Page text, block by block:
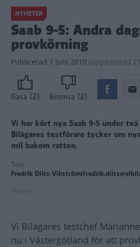
NYHETER
Saab 9-5: Andra
provkörning
Publicerad 1 juni 2010 (uppdaterad
Gasa (2) Bromsa (2)
Vi har kört nya Saab 9-5 under två
Bilägares testförare tycker om
mil bakom ratten.
Text
Fredrik Diits
Vi Bilägares testchef
nu i Västergötland för att